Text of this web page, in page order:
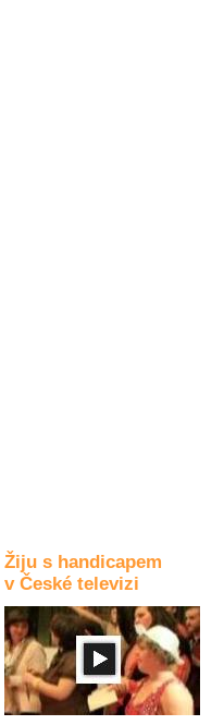
Žiju s handicapem
v České televizi